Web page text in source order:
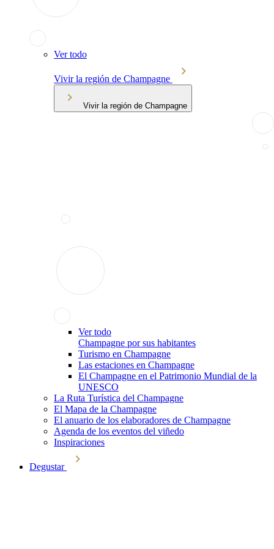
Ver todo
Vivir la región de Champagne
Vivir la región de Champagne
Ver todo
Champagne por sus habitantes
Turismo en Champagne
Las estaciones en Champagne
El Champagne en el Patrimonio Mundial de la
UNESCO
La Ruta Turística del Champagne
El Mapa de la Champagne
El anuario de los elaboradores de Champagne
Agenda de los eventos del viñedo
Inspiraciones
Degustar